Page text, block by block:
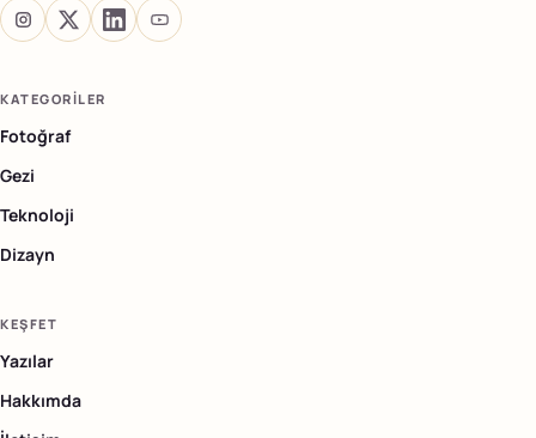
KATEGORILER
Fotoğraf
Gezi
Teknoloji
Dizayn
KEŞFET
Yazılar
Hakkımda